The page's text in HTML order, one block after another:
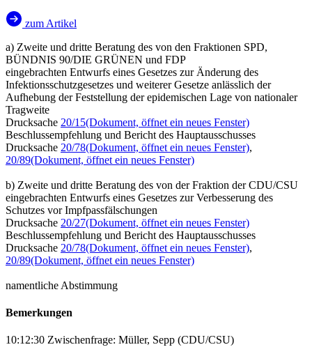
zum Artikel
a) Zweite und dritte Beratung des von den Fraktionen SPD,
BÜNDNIS 90/DIE GRÜNEN und FDP
eingebrachten Entwurfs eines Gesetzes zur Änderung des
Infektionsschutzgesetzes und weiterer Gesetze anlässlich der
Aufhebung der Feststellung der epidemischen Lage von nationaler
Tragweite
Drucksache 20/15(Dokument, öffnet ein neues Fenster)
Beschlussempfehlung und Bericht des Hauptausschusses
Drucksache 20/78(Dokument, öffnet ein neues Fenster),
20/89(Dokument, öffnet ein neues Fenster)
b) Zweite und dritte Beratung des von der Fraktion der CDU/CSU
eingebrachten Entwurfs eines Gesetzes zur Verbesserung des
Schutzes vor Impfpassfälschungen
Drucksache 20/27(Dokument, öffnet ein neues Fenster)
Beschlussempfehlung und Bericht des Hauptausschusses
Drucksache 20/78(Dokument, öffnet ein neues Fenster),
20/89(Dokument, öffnet ein neues Fenster)
namentliche Abstimmung
Bemerkungen
10:12:30 Zwischenfrage: Müller, Sepp (CDU/CSU)